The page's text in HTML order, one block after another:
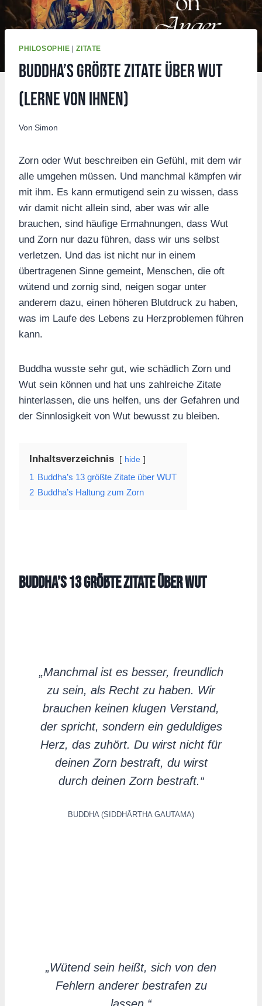
PHILOSOPHIE |ZITATE
Buddha’s größte Zitate über Wut
(lerne von ihnen)
Von Simon
Zorn oder Wut beschreiben ein Gefühl, mit dem wir
alle umgehen müssen. Und manchmal kämpfen wir
mit ihm. Es kann ermutigend sein zu wissen, dass
wir damit nicht allein sind, aber was wir alle
brauchen, sind häufige Ermahnungen, dass Wut
und Zorn nur dazu führen, dass wir uns selbst
verletzen. Und das ist nicht nur in einem
übertragenen Sinne gemeint, Menschen, die oft
wütend und zornig sind, neigen sogar unter
anderem dazu, einen höheren Blutdruck zu haben,
was im Laufe des Lebens zu Herzproblemen führen
kann.
Buddha wusste sehr gut, wie schädlich Zorn und
Wut sein können und hat uns zahlreiche Zitate
hinterlassen, die uns helfen, uns der Gefahren und
der Sinnlosigkeit von Wut bewusst zu bleiben.
Inhaltsverzeichnis hide
1 Buddha’s 13 größte Zitate über WUT
2 Buddha’s Haltung zum Zorn
Buddha’s 13 größte Zitate über WUT
„Manchmal ist es besser, freundlich
zu sein, als Recht zu haben. Wir
brauchen keinen klugen Verstand,
der spricht, sondern ein geduldiges
Herz, das zuhört. Du wirst nicht für
deinen Zorn bestraft, du wirst
durch deinen Zorn bestraft.“
BUDDHA (SIDDHĀRTHA GAUTAMA)
„Wütend sein heißt, sich von den
Fehlern anderer bestrafen zu